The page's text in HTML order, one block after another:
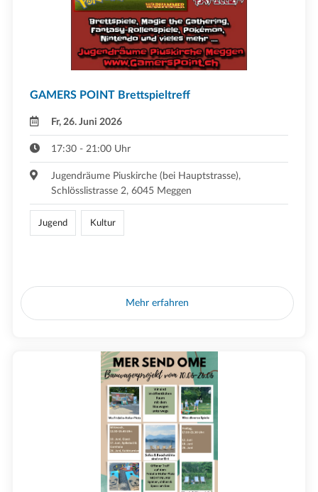
GAMERS POINT Brettspieltreff
Fr, 26. Juni 2026
17:30 - 21:00 Uhr
Jugendräume Piuskirche (bei Hauptstrasse),
Schlösslistrasse 2, 6045 Meggen
Jugend Kultur
Mehr erfahren